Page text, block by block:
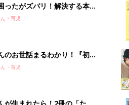
ったがズバリ！解決する本
クラブ 夏号』 4カ月～2才
・育児
のお世話まるわかり！『初め
こクラブ 夏号』〈巻頭大特
・育児
が生まれたら！2冊の「たま